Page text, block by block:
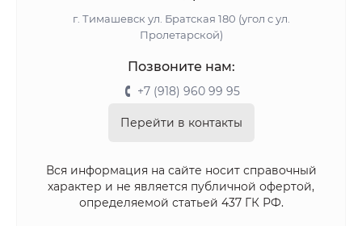
г. Тимашевск ул. Братская 180 (угол с ул.
Пролетарской)
Позвоните нам:
+7 (918) 960 99 95
Перейти в контакты
Вся информация на сайте носит справочный
характер и не является публичной офертой,
определяемой статьей 437 ГК РФ.